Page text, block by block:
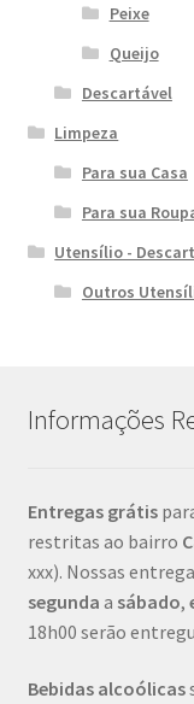
Peixe
Queijo
Descartável
Limpeza
Para sua Casa
Para sua
Utensílio -
Outros
Informações
Entregas grátis
restritas ao bairro
xxx). Nossas
segunda a sábado,
18h00 serão
Bebidas alcoólicas